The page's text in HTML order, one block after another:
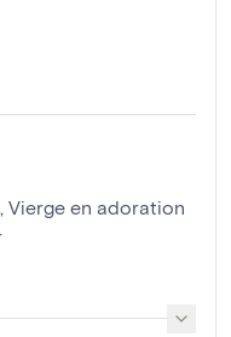
, Vierge en adoration